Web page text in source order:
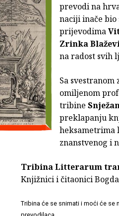
prevodi na
naciji inače bio
prijevodima
Zrinka
na radost svih
Sa
omiljenom
tribine
preklapanju
heksametrima
znanstvenog i
Tribina Litterarum
Knjižnici i čitaonici
Tribina će se snimati i moći će se
prevodilaca.